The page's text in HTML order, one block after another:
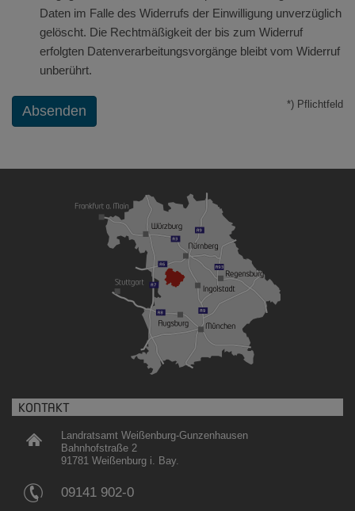
Daten im Falle des Widerrufs der Einwilligung unverzüglich
gelöscht. Die Rechtmäßigkeit der bis zum Widerruf
erfolgten Datenverarbeitungsvorgänge bleibt vom Widerruf
unberührt.
Absenden *) Pflichtfeld
KONTAKT
Landratsamt Weißenburg-Gunzenhausen
Bahnhofstraße 2
91781 Weißenburg i. Bay.
09141 902-0